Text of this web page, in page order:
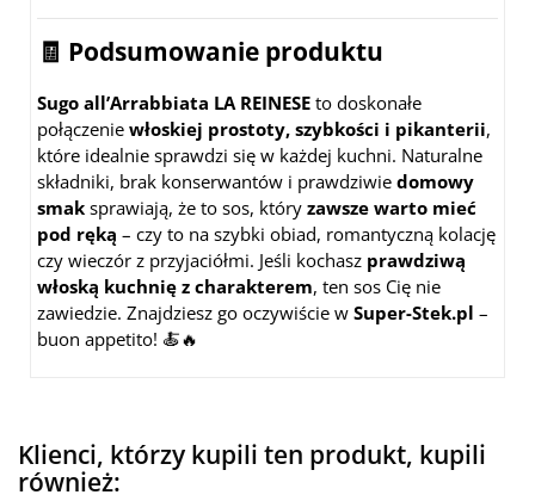
🧾 Podsumowanie produktu
Sugo all’Arrabbiata LA REINESE to doskonałe
połączenie włoskiej prostoty, szybkości i pikanterii,
które idealnie sprawdzi się w każdej kuchni. Naturalne
składniki, brak konserwantów i prawdziwie domowy
smak sprawiają, że to sos, który zawsze warto mieć
pod ręką – czy to na szybki obiad, romantyczną kolację
czy wieczór z przyjaciółmi. Jeśli kochasz prawdziwą
włoską kuchnię z charakterem, ten sos Cię nie
zawiedzie. Znajdziesz go oczywiście w Super-Stek.pl –
buon appetito! 🍝🔥
Klienci, którzy kupili ten produkt, kupili
również: